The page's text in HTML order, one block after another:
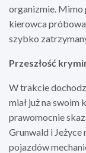
organizmie. Mimo
kierowca
szybko
Przeszłość
W trakcie
miał już na swoim
prawomocnie
Grunwald i
pojazdów